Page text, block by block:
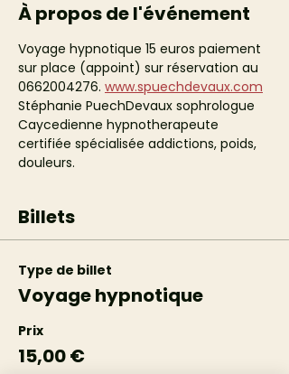
À propos de l'événement
Voyage hypnotique 15 euros paiement
sur place (appoint) sur réservation au
0662004276. www.spuechdevaux.com
Stéphanie PuechDevaux sophrologue
Caycedienne hypnotherapeute
certifiée spécialisée addictions, poids,
douleurs.
Billets
Type de billet
Voyage hypnotique
Prix
15,00 €